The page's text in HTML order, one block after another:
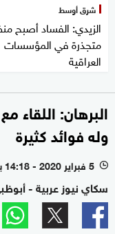
شرق أوسط
الزيدي: الفساد أصبح
متجذرة في المؤسسات
العراقية
البرهان: اللقاء
وله فوائد كثيرة
l 5 فبراير 2020 - 14:18 بتوقيت أبوظبي
سكاي نيوز عربية -